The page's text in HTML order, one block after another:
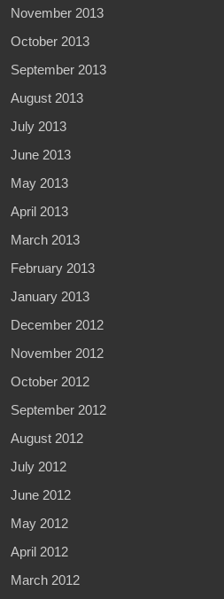
November 2013
October 2013
September 2013
August 2013
July 2013
June 2013
May 2013
April 2013
March 2013
February 2013
January 2013
December 2012
November 2012
October 2012
September 2012
August 2012
July 2012
June 2012
May 2012
April 2012
March 2012